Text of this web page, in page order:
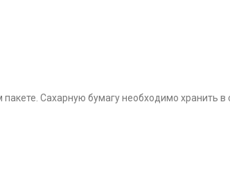
Сахарную бумагу необходимо хранить в